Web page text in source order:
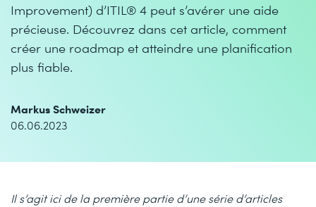
Improvement) d’ITIL® 4 peut s’avérer une aide
précieuse. Découvrez dans cet article, comment
créer une roadmap et atteindre une planification
plus fiable.
Markus Schweizer
06.06.2023
Il s’agit ici de la première partie d’une série d’articles